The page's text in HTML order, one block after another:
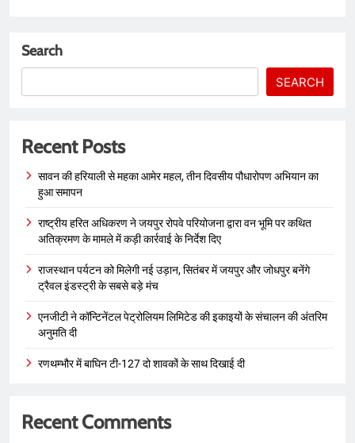
Search
SEARCH
Recent Posts
सावन की हरियाली से महका आमेर महल, तीन दिवसीय पौधारोपण अभियान का
हुआ समापन
राष्ट्रीय हरित अधिकरण ने जयपुर रोपवे परियोजना द्वारा वन भूमि पर कथित
अतिक्रमण के मामले में कड़ी कार्रवाई के निर्देश दिए
राजस्थान पर्यटन को मिलेगी नई उड़ान, सितंबर में जयपुर और जोधपुर बनेंगे
ट्रैवल इंडस्ट्री के सबसे बड़े मंच
एनजीटी ने कॉन्टिनेंटल पेट्रोलियम लिमिटेड की इकाइयों के संचालन की अंतरिम
अनुमति दी
रणथम्भौर में बाघिन टी-127 दो शावकों के साथ दिखाई दी
Recent Comments